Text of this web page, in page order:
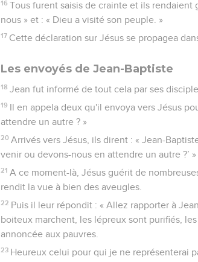
16 Tous furent saisis de crainte et ils rendaient
nous » et : « Dieu a visité son peuple. »
17 Cette déclaration sur Jésus se propagea
Les envoyés de Jean-Baptiste
18 Jean fut informé de tout cela par ses
19 Il en appela deux qu'il envoya vers Jésus
attendre un autre ? »
20 Arrivés vers Jésus, ils dirent : « Jean-
venir ou devons-nous en attendre un autre ?’ »
21 A ce moment-là, Jésus guérit de
rendit la vue à bien des aveugles.
22 Puis il leur répondit : « Allez rapporter à
boiteux marchent, les lépreux sont purifiés,
annoncée aux pauvres.
23 Heureux celui pour qui je ne représenterai